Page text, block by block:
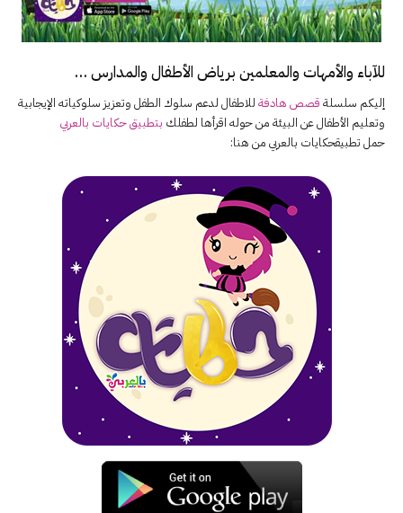
للآباء والأمهات والمعلمين برياض الأطفال والمدارس …
إليكم سلسلة قصص هادفة للاطفال لدعم سلوك الطفل وتعزيز سلوكياته الإيجابية
وتعليم الأطفال عن البيئة من حوله اقرأها لطفلك بتطبيق حكايات بالعربي
حمل تطبيقحكايات بالعربي من هنا: